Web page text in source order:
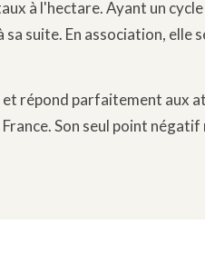
à l'hectare. Ayant un
suite. En association,
répond parfaitement aux
Son seul point